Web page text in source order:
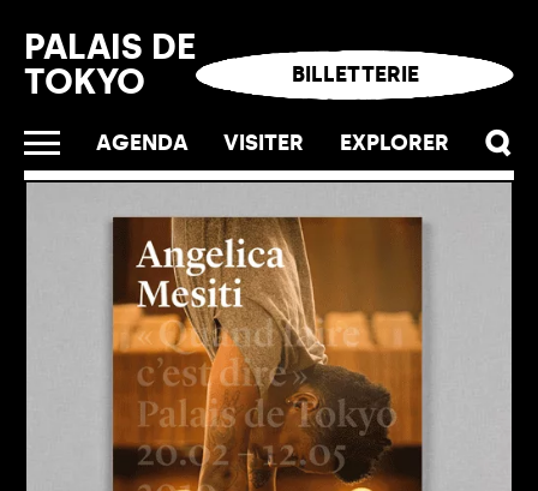
AGENDA VISITER EXPLORER
PALAIS DE
TOKYO
BILLETTERIE